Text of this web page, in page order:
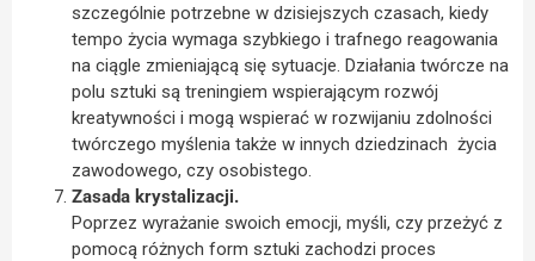
szczególnie potrzebne w dzisiejszych czasach, kiedy
tempo życia wymaga szybkiego i trafnego reagowania
na ciągle zmieniającą się sytuacje. Działania twórcze na
polu sztuki są treningiem wspierającym rozwój
kreatywności i mogą wspierać w rozwijaniu zdolności
twórczego myślenia także w innych dziedzinach życia
zawodowego, czy osobistego.
Zasada krystalizacji.
Poprzez wyrażanie swoich emocji, myśli, czy przeżyć z
pomocą różnych form sztuki zachodzi proces